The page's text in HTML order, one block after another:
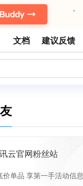
文档 建议反馈
云官网粉丝站
价单品 享第一手活动信息